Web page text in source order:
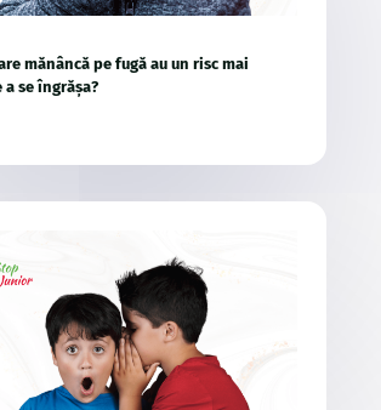
mănâncă pe fugă au un risc mai
a se îngrășa?